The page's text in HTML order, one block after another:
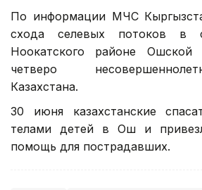
По информации МЧС
схода селевых потоков в
Ноокатского районе Ошской
четверо
Казахстана.
30 июня казахстанские
телами детей в Ош и
помощь для пострадавших.